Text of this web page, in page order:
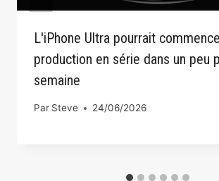
L'iPhone Ultra pourrait
production en série dans un peu
semaine
Par Steve 24/06/2026